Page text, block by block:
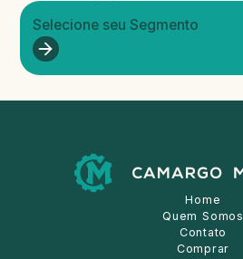
Selecione seu Segmento
Home
Quem Somos
Contato
Comprar